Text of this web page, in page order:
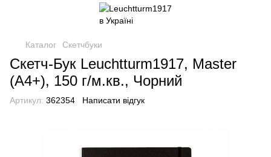
Каталог Скетчбуки
Скетч-Бук Leuchtturm1917, Master
(А4+), 150 г/м.кв., Чорний
Артикул: 362354 Написати відгук